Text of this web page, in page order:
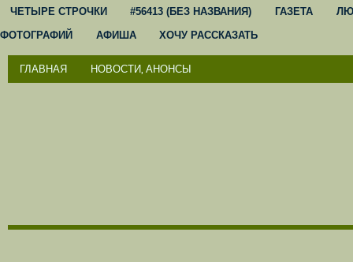
ЧЕТЫРЕ СТРОЧКИ #56413 (БЕЗ НАЗВАНИЯ) ГАЗЕТА
ФОТОГРАФИЙ
АФИША ХОЧУ РАССКАЗАТЬ
ГЛАВНАЯ НОВОСТИ, АНОНСЫ